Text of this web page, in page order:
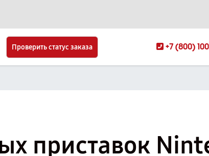
Проверить статус заказа +7 (800)
приставок